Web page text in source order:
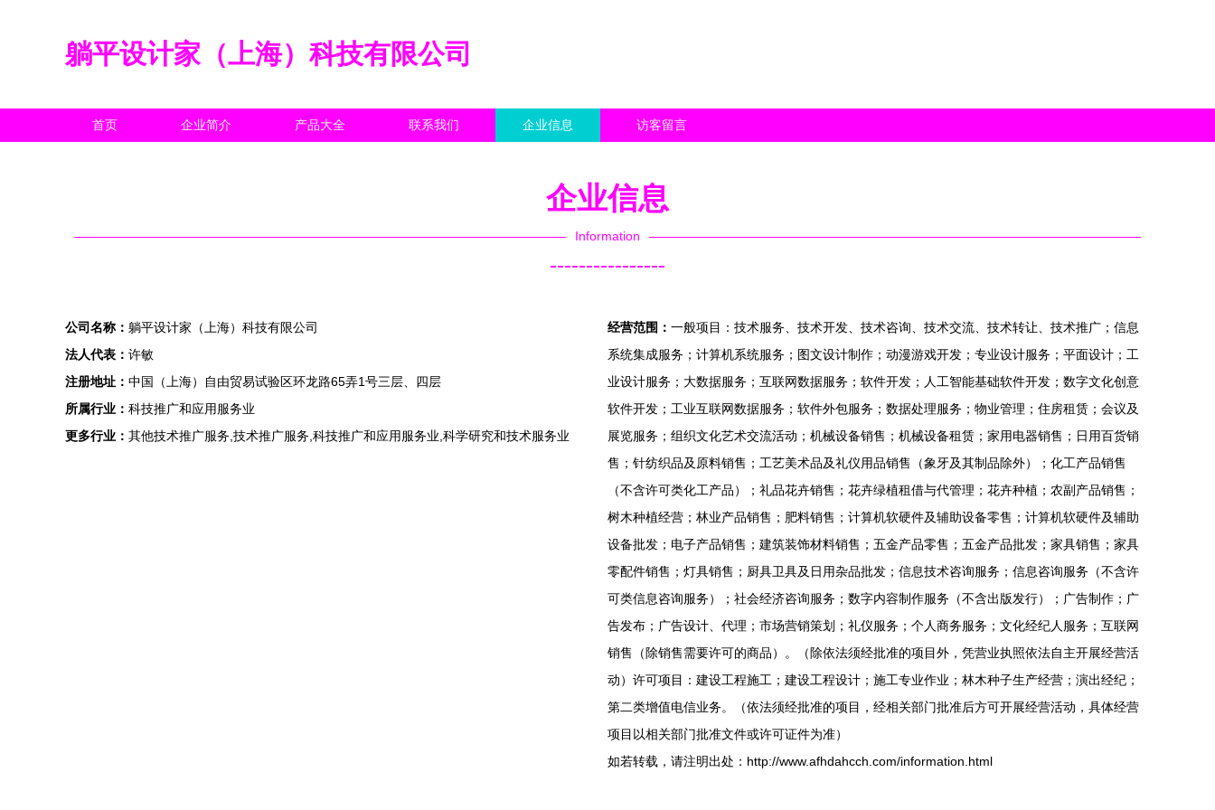
躺平设计家（上海）科技有限公司
首页 企业简介 产品大全 联系我们 企业信息 访客留言
企业信息
Information
----------------
公司名称： 躺平设计家（上海）科技有限公司
法人代表： 许敏
注册地址： 中国（上海）自由贸易试验区环龙路65弄1号三层、四层
所属行业： 科技推广和应用服务业
更多行业： 其他技术推广服务,技术推广服务,科技推广和应用服务业,科学研究和技术服务业
经营范围： 一般项目：技术服务、技术开发、技术咨询、技术交流、技术转让、技术推广；信息
系统集成服务；计算机系统服务；图文设计制作；动漫游戏开发；专业设计服务；平面设计；工
业设计服务；大数据服务；互联网数据服务；软件开发；人工智能基础软件开发；数字文化创意
软件开发；工业互联网数据服务；软件外包服务；数据处理服务；物业管理；住房租赁；会议及
展览服务；组织文化艺术交流活动；机械设备销售；机械设备租赁；家用电器销售；日用百货销
售；针纺织品及原料销售；工艺美术品及礼仪用品销售（象牙及其制品除外）；化工产品销售
（不含许可类化工产品）；礼品花卉销售；花卉绿植租借与代管理；花卉种植；农副产品销售；
树木种植经营；林业产品销售；肥料销售；计算机软硬件及辅助设备零售；计算机软硬件及辅助
设备批发；电子产品销售；建筑装饰材料销售；五金产品零售；五金产品批发；家具销售；家具
零配件销售；灯具销售；厨具卫具及日用杂品批发；信息技术咨询服务；信息咨询服务（不含许
可类信息咨询服务）；社会经济咨询服务；数字内容制作服务（不含出版发行）；广告制作；广
告发布；广告设计、代理；市场营销策划；礼仪服务；个人商务服务；文化经纪人服务；互联网
销售（除销售需要许可的商品）。（除依法须经批准的项目外，凭营业执照依法自主开展经营活
动）许可项目：建设工程施工；建设工程设计；施工专业作业；林木种子生产经营；演出经纪；
第二类增值电信业务。（依法须经批准的项目，经相关部门批准后方可开展经营活动，具体经营
项目以相关部门批准文件或许可证件为准）
如若转载，请注明出处：http://www.afhdahcch.com/information.html